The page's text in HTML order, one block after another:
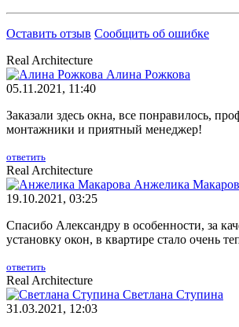
Оставить отзыв Сообщить об ошибке
Real Architecture
Алина Рожкова
05.11.2021, 11:40
Заказали здесь окна, все понравилось,
монтажники и приятный менеджер!
ответить
Real Architecture
Анжелика
19.10.2021, 03:25
Спасибо Александру в особенности, за
установку окон, в квартире стало очень
ответить
Real Architecture
Светлана Ступина
31.03.2021, 12:03